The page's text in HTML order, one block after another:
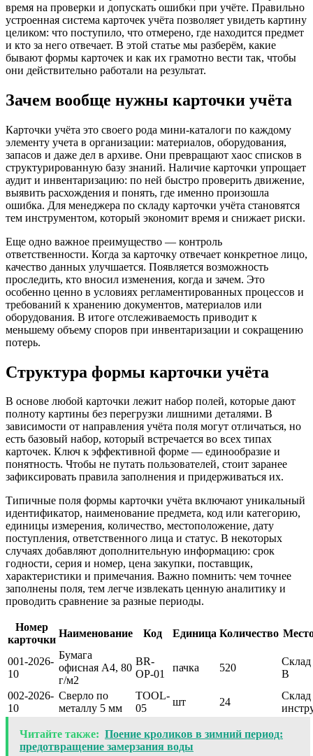
время на проверки и допускать ошибки при учёте. Правильно
устроенная система карточек учёта позволяет увидеть картину
целиком: что поступило, что отмерено, где находится предмет
и кто за него отвечает. В этой статье мы разберём, какие
бывают формы карточек и как их грамотно вести так, чтобы
они действительно работали на результат.
Зачем вообще нужны карточки учёта
Карточки учёта это своего рода мини-каталоги по каждому
элементу учета в организации: материалов, оборудования,
запасов и даже дел в архиве. Они превращают хаос списков в
структурированную базу знаний. Наличие карточки упрощает
аудит и инвентаризацию: по ней быстро проверить движение,
выявить расхождения и понять, где именно произошла
ошибка. Для менеджера по складу карточки учёта становятся
тем инструментом, который экономит время и снижает риски.
Еще одно важное преимущество — контроль
ответственности. Когда за карточку отвечает конкретное лицо,
качество данных улучшается. Появляется возможность
проследить, кто вносил изменения, когда и зачем. Это
особенно ценно в условиях регламентированных процессов и
требований к хранению документов, материалов или
оборудования. В итоге отслеживаемость приводит к
меньшему объему споров при инвентаризации и сокращению
потерь.
Структура формы карточки учёта
В основе любой карточки лежит набор полей, которые дают
полноту картины без перегрузки лишними деталями. В
зависимости от направления учёта поля могут отличаться, но
есть базовый набор, который встречается во всех типах
карточек. Ключ к эффективной форме — единообразие и
понятность. Чтобы не путать пользователей, стоит заранее
зафиксировать правила заполнения и придерживаться их.
Типичные поля формы карточки учёта включают уникальный
идентификатор, наименование предмета, код или категорию,
единицы измерения, количество, местоположение, дату
поступления, ответственного лица и статус. В некоторых
случаях добавляют дополнительную информацию: срок
годности, серия и номер, цена закупки, поставщик,
характеристики и примечания. Важно помнить: чем точнее
заполнены поля, тем легче извлекать ценную аналитику и
проводить сравнение за разные периоды.
Номер
карточки
Наименование Код Единица Количество
001-2026-
10
Бумага
офисная A4, 80
г/м2
BR-
OP-01
пачка 520
B
002-2026-
10
Сверло по
металлу 5 мм
TOOL-
05
шт 24
Читайте также: Поение кроликов в зимний период:
предотвращение замерзания воды